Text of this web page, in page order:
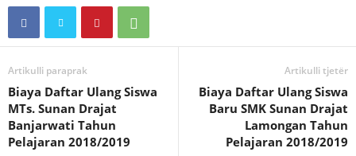
Artikulli paraprak
Biaya Daftar Ulang Siswa
MTs. Sunan Drajat
Banjarwati Tahun
Pelajaran 2018/2019
Artikulli tjetër
Biaya Daftar Ulang Siswa
Baru SMK Sunan Drajat
Lamongan Tahun
Pelajaran 2018/2019